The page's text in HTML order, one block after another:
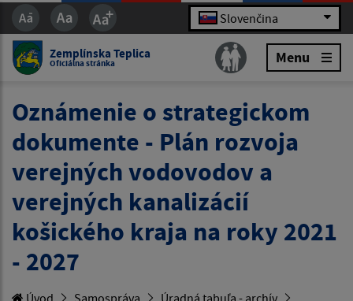
Slovenčina
Zemplínska Teplica
Oficiálna stránka Menu
Oznámenie o strategickom
dokumente - Plán rozvoja
verejných vodovodov a
verejných kanalizácií
košického kraja na roky 2021
- 2027
Úvod Samospráva
Úradná tabuľa - archív